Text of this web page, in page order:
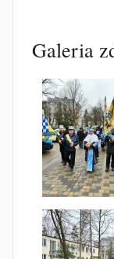
Galeria